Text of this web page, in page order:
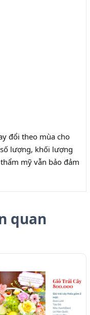
đổi theo mùa cho
lượng, khối lượng
mỹ vẫn bảo đảm
quan